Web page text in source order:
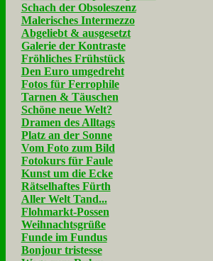
Schach der Obsoleszenz
Malerisches Intermezzo
Abgeliebt & ausgesetzt
Galerie der Kontraste
Fröhliches Frühstück
Den Euro umgedreht
Fotos für Ferrophile
Tarnen & Täuschen
Schöne neue Welt?
Dramen des Alltags
Platz an der Sonne
Vom Foto zum Bild
Fotokurs für Faule
Kunst um die Ecke
Rätselhaftes Fürth
Aller Welt Tand...
Flohmarkt-Possen
Weihnachtsgrüße
Funde im Fundus
Bonjour tristesse